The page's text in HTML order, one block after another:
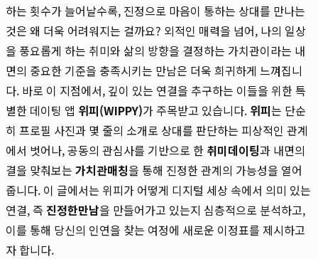
하는 횟수가 늘어날수록, 진정으로 마음이 통하는 상대를 만나는
것은 왜 더욱 어려워지는 걸까요? 외적인 매력을 넘어, 나의 일상
을 풍요롭게 하는 취미와 삶의 방향을 결정하는 가치관이라는 내
면의 중요한 기준을 충족시키는 만남은 더욱 희귀하게 느껴집니
다. 바로 이 지점에서, 깊이 있는 연결을 추구하는 이들을 위한 특
별한 데이팅 앱 위피(WIPPY)가 주목받고 있습니다. 위피는 단순
히 프로필 사진과 몇 줄의 소개로 상대를 판단하는 피상적인 관계
에서 벗어나, 공동의 관심사를 기반으로 한 취미데이팅과 내면의
결을 맞춰보는 가치관매칭을 통해 진정한 관계의 가능성을 열어
줍니다. 이 글에서는 위피가 어떻게 디지털 세상 속에서 의미 있는
연결, 즉 진정한만남을 만들어가고 있는지 심층적으로 분석하고,
이를 통해 당신의 인연을 찾는 여정에 새로운 이정표를 제시하고
자 합니다.